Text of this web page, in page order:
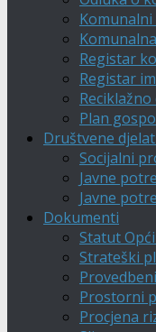
Registar
Registar
Plan
Društvene
Socijalni
Javne
Javne
Dokumenti
Statut
Strateški
Prostorni
Procjena